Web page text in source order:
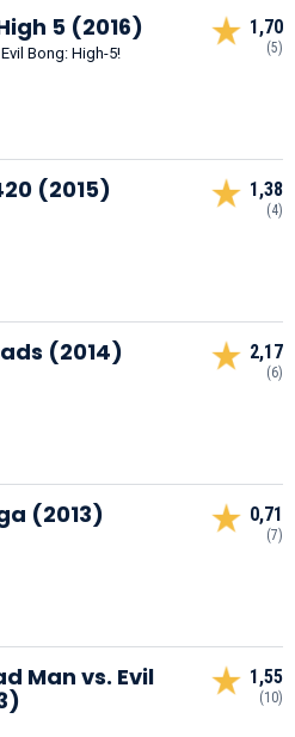
5 (2016)
Bong: High-5!
1,70
(5)
(2015) 1,38
(4)
(2014) 2,17
(6)
(2013) 0,71
(7)
Man vs. Evil
1,55
(10)